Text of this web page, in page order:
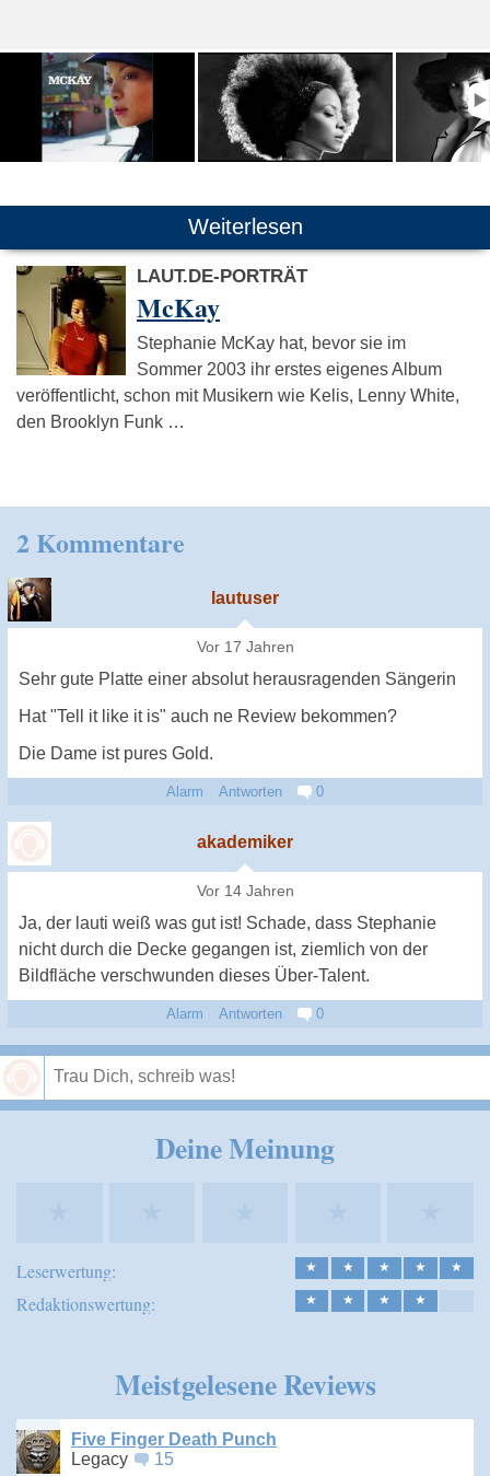
Weiterlesen
LAUT.DE-PORTRÄT
McKay
Stephanie McKay hat, bevor sie im
Sommer 2003 ihr erstes eigenes Album
veröffentlicht, schon mit Musikern wie Kelis, Lenny White,
den Brooklyn Funk …
2 Kommentare
lautuser
Vor 17 Jahren
Sehr gute Platte einer absolut herausragenden Sängerin
Hat "Tell it like it is" auch ne Review bekommen?
Die Dame ist pures Gold.
Alarm Antworten 0
akademiker
Vor 14 Jahren
Ja, der lauti weiß was gut ist! Schade, dass Stephanie
nicht durch die Decke gegangen ist, ziemlich von der
Bildfläche verschwunden dieses Über-Talent.
Alarm Antworten 0
Deine Meinung
Leserwertung: ★ ★ ★ ★ ★
Redaktionswertung: ★ ★ ★ ★
Meistgelesene Reviews
Five Finger Death Punch
Legacy
15